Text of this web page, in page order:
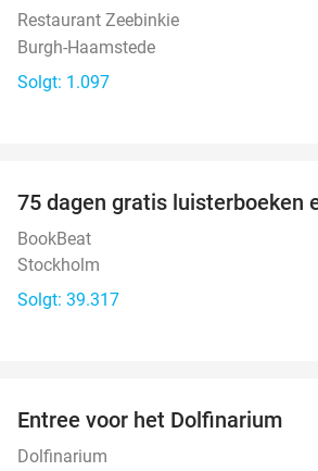
Restaurant Zeebinkie
Burgh-Haamstede
Solgt: 1.097
75 dagen gratis luisterboeken
BookBeat
Stockholm
Solgt: 39.317
Entree voor het Dolfinarium
Dolfinarium